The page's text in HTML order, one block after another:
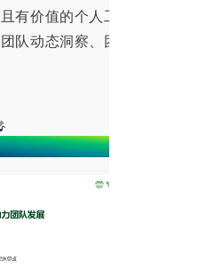
有价值的个人工
队动态洞察、团
麦分享